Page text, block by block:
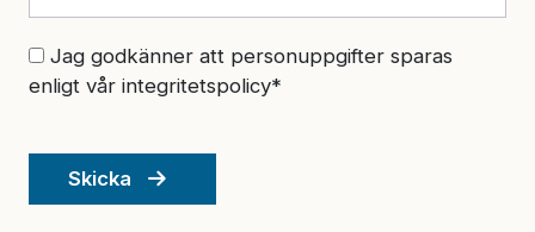
Jag godkänner att personuppgifter sparas
enligt vår integritetspolicy*
Skicka